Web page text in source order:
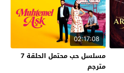
02:17:08
مسلسل حب محتمل الحلقة 7
مترجم